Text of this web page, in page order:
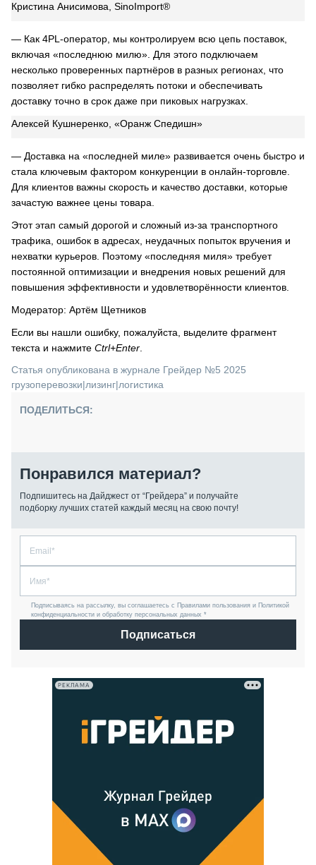
Кристина Анисимова, SinoImport®
— Как 4PL-оператор, мы контролируем всю цепь поставок,
включая «последнюю милю». Для этого подключаем
несколько проверенных партнёров в разных регионах, что
позволяет гибко распределять потоки и обеспечивать
доставку точно в срок даже при пиковых нагрузках.
Алексей Кушнеренко, «Оранж Спедишн»
— Доставка на «последней миле» развивается очень быстро и
стала ключевым фактором конкуренции в онлайн-торговле.
Для клиентов важны скорость и качество доставки, которые
зачастую важнее цены товара.
Этот этап самый дорогой и сложный из-за транспортного
трафика, ошибок в адресах, неудачных попыток вручения и
нехватки курьеров. Поэтому «последняя миля» требует
постоянной оптимизации и внедрения новых решений для
повышения эффективности и удовлетворённости клиентов.
Модератор: Артём Щетников
Если вы нашли ошибку, пожалуйста, выделите фрагмент
текста и нажмите Ctrl+Enter
Статья опубликована в журнале Грейдер №5 2025
грузоперевозки|лизинг|логистика
ПОДЕЛИТЬСЯ:
Понравился материал?
Подпишитесь на Дайджест от “Грейдера” и получайте
подборку лучших статей каждый месяц на свою почту!
Подписываясь на рассылку, вы соглашаетесь с Правилами пользования и Политикой
конфиденциальности и обработку персональных данных *
Подписаться
РЕКЛАМА